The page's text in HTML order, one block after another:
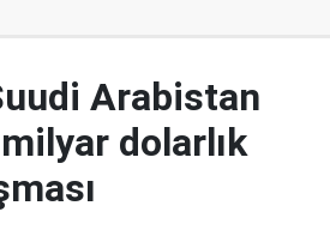
Arabistan
dolarlık